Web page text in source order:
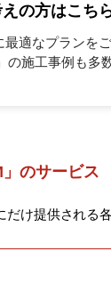
の方はこち
適なプランを
の施工事例も多
」のサービス
だけ提供される